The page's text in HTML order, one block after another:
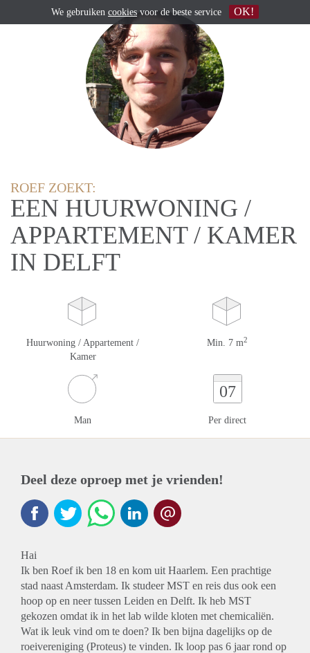
ROEF ZOEKT:
EEN HUURWONING /
APPARTEMENT / KAMER
IN DELFT
Huurwoning / Appartement /
Kamer
Min. 7 m2
Man
07
Per direct
Deel deze oproep met je vrienden!
Hai
Ik ben Roef ik ben 18 en kom uit Haarlem. Een prachtige
stad naast Amsterdam. Ik studeer MST en reis dus ook een
hoop op en neer tussen Leiden en Delft. Ik heb MST
gekozen omdat ik in het lab wilde kloten met chemicaliën.
Wat ik leuk vind om te doen? Ik ben bijna dagelijks op de
roeivereniging (Proteus) te vinden. Ik loop pas 6 jaar rond op
We gebruiken cookies voor de beste service OK!